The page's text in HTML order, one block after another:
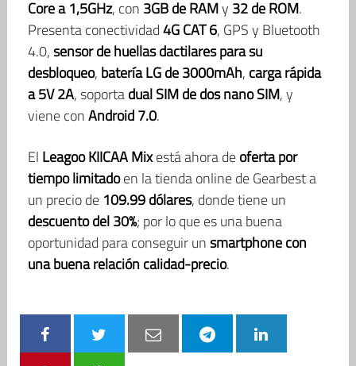
Core a 1,5GHz, con 3GB de RAMy 32 de ROM.
Presenta conectividad4G CAT 6, GPS y Bluetooth
4.0,sensor de huellas dactilares para su
desbloqueo, batería LG de 3000mAh, carga rápida
a 5V 2A, soportadual SIM de dos nano SIM, y
viene conAndroid 7.0.
El Leagoo KIICAA Mixestá ahora deofertapor
tiempo limitadoen la tienda online de Gearbest a
un precio de 109.99 dólares, donde tiene un
descuento del 30%; por lo que es una buena
oportunidad para conseguir unsmartphone con
una buena relación calidad-precio.